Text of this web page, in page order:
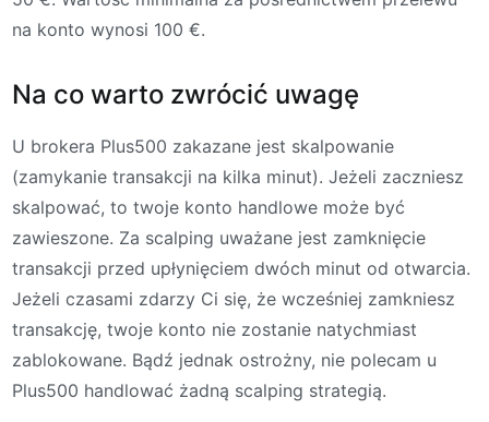
na konto wynosi 100 €.
Na co warto zwrócić uwagę
U brokera Plus500 zakazane jest skalpowanie
(zamykanie transakcji na kilka minut). Jeżeli zaczniesz
skalpować, to twoje konto handlowe może być
zawieszone. Za scalping uważane jest zamknięcie
transakcji przed upłynięciem dwóch minut od otwarcia.
Jeżeli czasami zdarzy Ci się, że wcześniej zamkniesz
transakcję, twoje konto nie zostanie natychmiast
zablokowane. Bądź jednak ostrożny, nie polecam u
Plus500 handlować żadną scalping strategią.